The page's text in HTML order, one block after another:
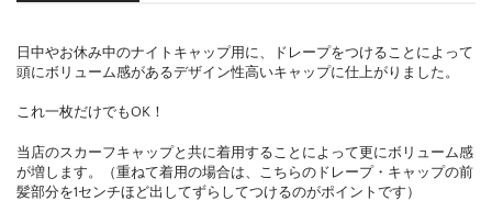
日中やお休み中のナイトキャップ用に、ドレープをつけることによって
頭にボリューム感があるデザイン性高いキャップに仕上がりました。
これ一枚だけでもOK！
当店のスカーフキャップと共に着用することによって更にボリューム感
が増します。（重ねて着用の場合は、こちらのドレープ・キャップの前
髪部分を1センチほど出してずらしてつけるのがポイントです）